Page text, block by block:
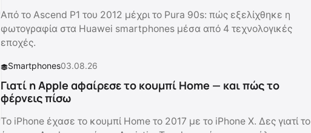
Από το Ascend P1 του 2012 μέχρι το Pura 90s: πώς εξελίχθηκε η
φωτογραφία στα Huawei smartphones μέσα από 4 τεχνολογικές
εποχές.
Smartphones03.08.26
Γιατί η Apple αφαίρεσε το κουμπί Home — και πώς το
φέρνεις πίσω
Το iPhone έχασε το κουμπί Home το 2017 με το iPhone X. Δες γιατί το